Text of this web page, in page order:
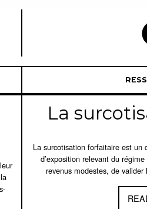
La
La surcotisation forfaitaire est un
d’exposition relevant du
revenus modestes, de valider